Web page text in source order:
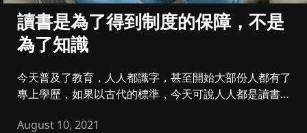
讀書是為了得到制度的保障，不是
為了知識
今天普及了教育，人人都識字，甚至開始大部份人都有了
專上學歷，如果以古代的標準，今天可說人人都是讀書
August 10, 2021